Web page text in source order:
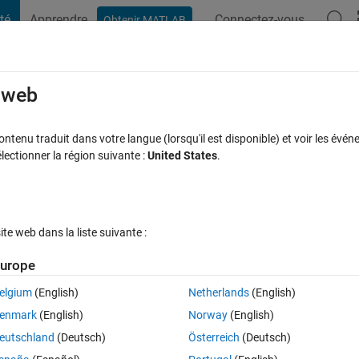
Apprendre Obtenir MATLAB Connectez-vous
suddenly. How to correct the
Ouvrir dans MATLAB Online
and lon of a geotiff file. It was working well till last night but suddenly
traduit dans votre langue (lorsqu'il est disponible) et voir les
la région suivante :United States.
web dans la liste suivante :
(English)
(English)
(Deutsch)
Netherlands(English)
Norway(English)
Österreich (Deutsch)